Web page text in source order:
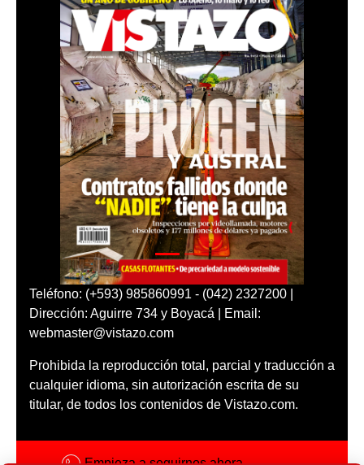
Teléfono: (+593) 985860991 - (042) 2327200 |
Dirección: Aguirre 734 y Boyacá | Email:
webmaster@vistazo.com
Prohibida la reproducción total, parcial y traducción a
cualquier idioma, sin autorización escrita de su
titular, de todos los contenidos de Vistazo.com.